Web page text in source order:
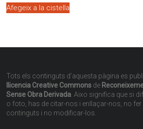
Afegeix a la cistella
Tots els continguts d’aquesta pàgina es
llicencia Creative Commons de
Sense Obra Derivada . Aixo significa que si
o foto, has de citar-nos i enllaçar-nos, no
continguts i no modificar-los.